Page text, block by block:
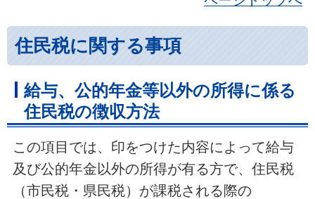
住民税に関する事項
給与、公的年金等以外の所得に係る
住民税の徴収方法
この項目では、印をつけた内容によって給与
及び公的年金以外の所得が有る方で、住民税
（市民税・県民税）が課税される際の